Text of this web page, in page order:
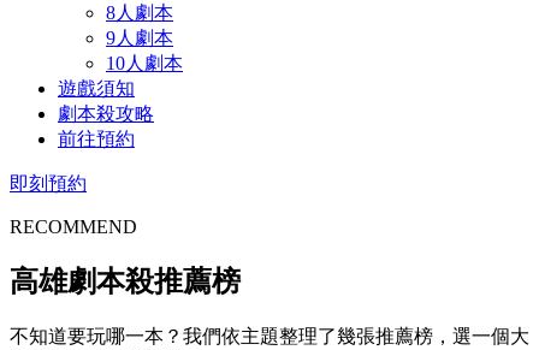
8人劇本
9人劇本
10人劇本
遊戲須知
劇本殺攻略
前往預約
即刻預約
RECOMMEND
高雄劇本殺推薦榜
不知道要玩哪一本？我們依主題整理了幾張推薦榜，選一個大